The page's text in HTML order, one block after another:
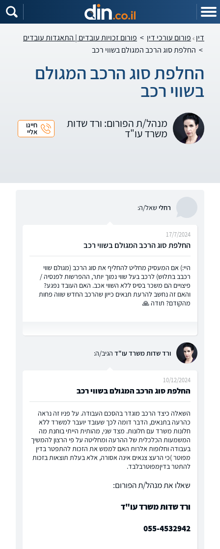
דין פורום עורכי דין > פורום זכויות עובדים | התאגדות עובדים
> החלפת סוג הרכב המגולם בשווי רכב
החלפת סוג הרכב המגולם
בשווי רכב
מנהל/ת הפורום: ורד שדות
משרד עו"ד
חייגו
אליי
רחלישאל/ה:
החלפת סוג הרכב המגולם בשווי רכב
17/7/2024
היי:) אם המעסיק מחליט להחליף את סוג הרכב (מגולם שווי
רכבב בתלוש) לרכב בעל שווי נמוך יותר, ההפרשות לפנסיה /
פיצויים הם משכר בסיס ללא השווי אכב. האם העובד נפגע?
והאם זה נחשב להרעת תנאים כייון שהרכב החדש שווה פחות
מהקודם? תודה 🙏
ורד שדות משרד עו"ד הגיב/ה:
החלפת סוג הרכב המגולם בשווי רכב
10/12/2024
השאלה כיצד הרכב מוגדר בהסכם העבודה. על פניו זה נראה
כהרעה בתנאים, הדבר דומה לכך שעובד יועבר למשרד ללא
חלונות משרד עם חלונות. מצד שני, מהותית הייתי בוחנת מה
המשמעות הכלכלית של ההרעה ומחליטה על פי הרצון להמשיך
בעבודה וחלופות אלרות האם לממש את הזכות להתפטר בדין
מפוטר )כי הרעצ צנאים אינה אסורה, אלא בעלת תוצאות בזכות
להתטר בדיןמפוטרבלבד.
שאלו את מנהל/ת הפורום:
ורד שדות משרד עו"ד
055-4532942